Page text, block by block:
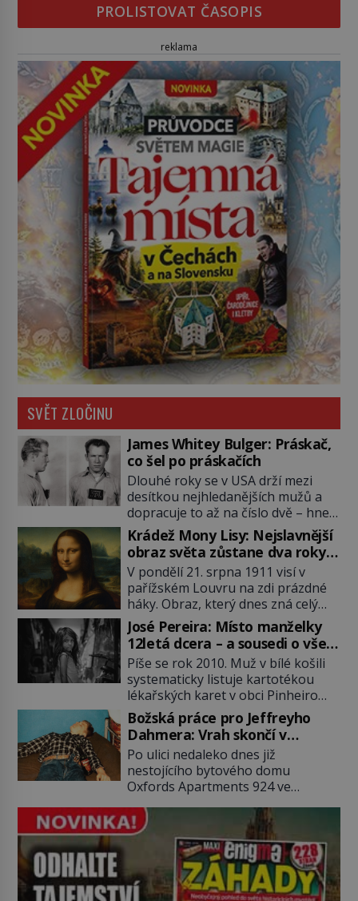
PROLISTOVAT ČASOPIS
reklama
SVĚT ZLOČINU
James Whitey Bulger: Práskač,
co šel po práskačích
Dlouhé roky se v USA drží mezi
desítkou nejhledanějších mužů a
dopracuje to až na číslo dvě – hned
po Usámovi bin Ládinovi (1957–
2011). To je James „Whitey“ Bulger
(1929–2018) viněný ze spoluúčasti
na 19 vraždách, vydírání a lichvy. A
samozřejmě, krom toho je ještě
drogový dealer, který neváhá
odstranit z cesty všechny práskače,
zatímco […]
Krádež Mony Lisy: Nejslavnější
obraz světa zůstane dva roky
nezvěstný
V pondělí 21. srpna 1911 visí v
pařížském Louvru na zdi prázdné
háky. Obraz, který dnes zná celý
svět, je pryč. Zpočátku si nikdo
nemyslí, že jde o krádež.
Zaměstnanci jsou přesvědčeni, že
Mona Lisa je jen v restaurátorské
dílně nebo u fotografa. Když se
ukáže pravda, propukne jeden z
největších honů na zloděje v […]
José Pereira: Místo manželky
12letá dcera – a sousedi o všem
vědí!
Píše se rok 2010. Muž v bílé košili
systematicky listuje kartotékou
lékařských karet v obci Pinheiro
ležící asi 20 kilometrů od farmy s
podivínským majitelem. Něco tu
nesedí. Ledaže… Ledaže by ta
mladá dívka z farmy byla ne
manželkou, ale dcerou – a všechny
ty děti byly zplozené v incestu. Na
sociálním odboru jednoho z […]
Božská práce pro Jeffreyho
Dahmera: Vrah skončí v
tratolišti krve ve vězeňských
umývárnách
Po ulici nedaleko dnes již
nestojícího bytového domu
Oxfords Apartments 924 ve
potácí zcela zmatený 14letý
Konerak Sinthasomphone. Když ho
zastaví policejní hlídka, ochable jí
nadiktuje adresu „jeho kamaráda“.
Strážníci ho dopraví zpět do